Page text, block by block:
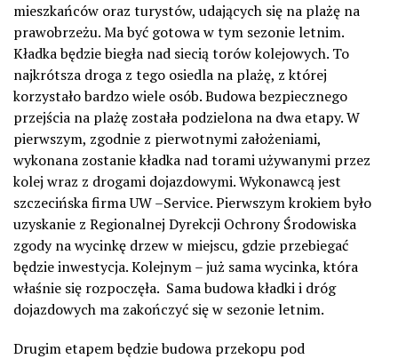
mieszkańców oraz turystów, udających się na plażę na
prawobrzeżu. Ma być gotowa w tym sezonie letnim.
Kładka będzie biegła nad siecią torów kolejowych. To
najkrótsza droga z tego osiedla na plażę, z której
korzystało bardzo wiele osób. Budowa bezpiecznego
przejścia na plażę została podzielona na dwa etapy. W
pierwszym, zgodnie z pierwotnymi założeniami,
wykonana zostanie kładka nad torami używanymi przez
kolej wraz z drogami dojazdowymi. Wykonawcą jest
szczecińska firma UW –Service. Pierwszym krokiem było
uzyskanie z Regionalnej Dyrekcji Ochrony Środowiska
zgody na wycinkę drzew w miejscu, gdzie przebiegać
będzie inwestycja. Kolejnym – już sama wycinka, która
właśnie się rozpoczęła. Sama budowa kładki i dróg
dojazdowych ma zakończyć się w sezonie letnim.
Drugim etapem będzie budowa przekopu pod